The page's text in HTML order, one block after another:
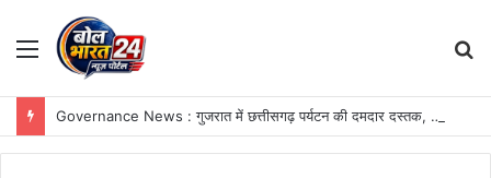
Menu
Governance News : गुजरात में छत्तीसगढ़ पर्यटन की दमदार दस्तक, गांधीनगर के ‘ट्रैवल एंड टूरिज्म फेयर’ में छत्तीसगढ़ टूरिज्म बोर्ड की प्रभावी सहभागिता